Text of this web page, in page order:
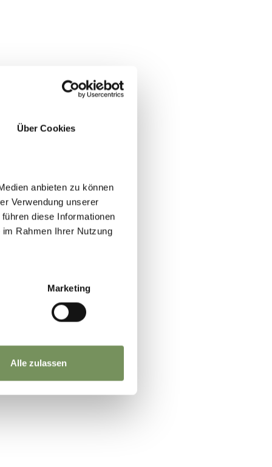
Über Cookies
anbieten zu können
Verwendung unserer
diese Informationen
Rahmen Ihrer Nutzung
Marketing
Alle zulassen